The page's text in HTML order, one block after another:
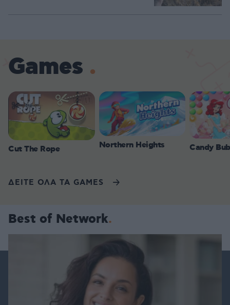
Games
Cut The Rope Northern Heights Candy
ΔΕΙΤΕ ΟΛΑ ΤΑ GAMES
Best of Network